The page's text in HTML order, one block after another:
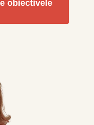
obiectivele